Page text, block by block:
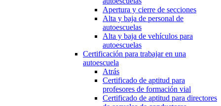
Apertura y cierre de secciones
Alta y baja de personal de
autoescuelas
Alta y baja de vehículos para
autoescuelas
Certificación para trabajar en una
autoescuela
Atrás
Certificado de aptitud para
profesores de formación vial
Certificado de aptitud para directores